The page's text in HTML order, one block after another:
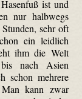
ist und
nur halbwegs
sehr oft
ein leidlich
ihm die Welt
nach Asien
schon mehrere
Man kann zwar